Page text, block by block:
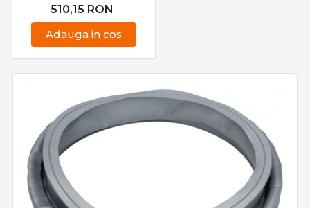
510,15 RON
Adauga in cos